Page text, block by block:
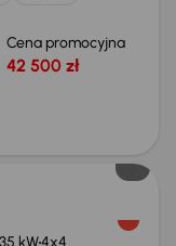
Cena promocyjna
42 500 zł
kW4x4